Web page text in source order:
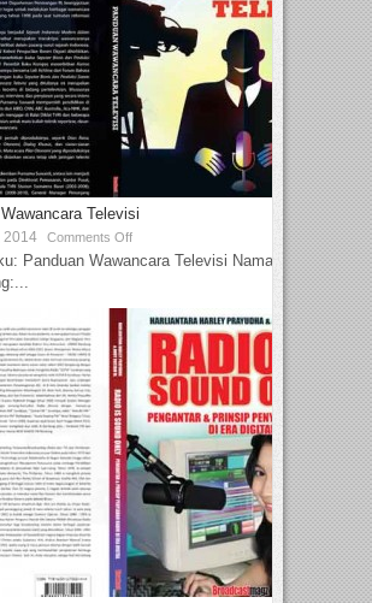
Televisi
2014 Comments Off
Panduan Wawancara Televisi Nama